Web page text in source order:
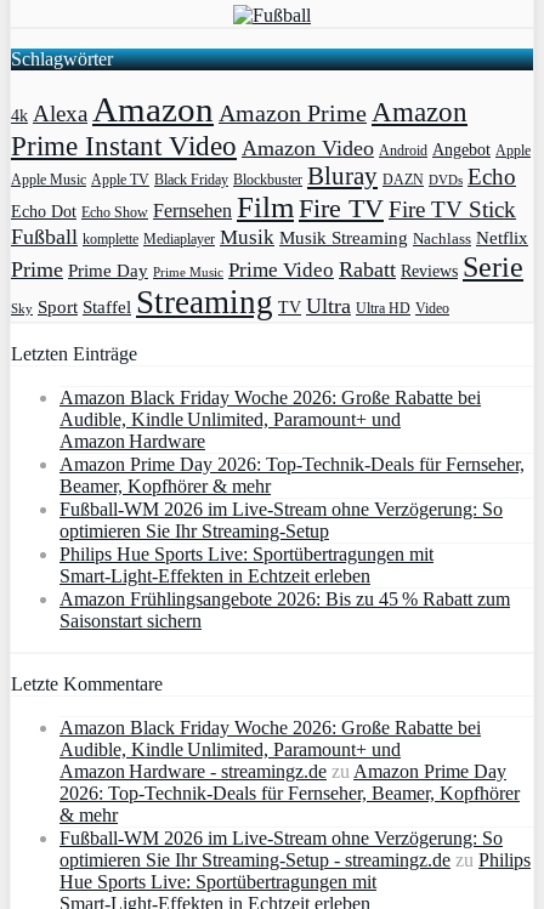
Schlagwörter
4k Alexa Amazon Amazon Prime Amazon
Prime Instant Video Amazon Video Android Angebot Apple
Apple Music Apple TV Black Friday Blockbuster Bluray DAZN DVDs Echo
Echo Dot Echo Show Fernsehen Film Fire TVFire TV Stick
Fußball komplette Mediaplayer Musik Musik Streaming Nachlass Netflix
Prime Prime Day Prime Music Prime Video Rabatt Reviews Serie
Sky Sport Staffel Streaming TV Ultra Ultra HD Video
Letzten Einträge
Amazon Black Friday Woche 2026: Große Rabatte bei
Audible, Kindle Unlimited, Paramount+ und
Amazon Hardware
Amazon Prime Day 2026: Top-Technik-Deals für Fernseher,
Beamer, Kopfhörer & mehr
Fußball-WM 2026 im Live-Stream ohne Verzögerung: So
optimieren Sie Ihr Streaming-Setup
Philips Hue Sports Live: Sportübertragungen mit
Smart‑Light‑Effekten in Echtzeit erleben
Amazon Frühlingsangebote 2026: Bis zu 45 % Rabatt zum
Saisonstart sichern
Letzte Kommentare
Amazon Black Friday Woche 2026: Große Rabatte bei
Audible, Kindle Unlimited, Paramount+ und
Amazon Hardware - streamingz.de zu Amazon Prime Day
2026: Top-Technik-Deals für Fernseher, Beamer, Kopfhörer
& mehr
Fußball-WM 2026 im Live-Stream ohne Verzögerung: So
optimieren Sie Ihr Streaming-Setup - streamingz.de zu Philips
Hue Sports Live: Sportübertragungen mit
Smart‑Light‑Effekten in Echtzeit erleben